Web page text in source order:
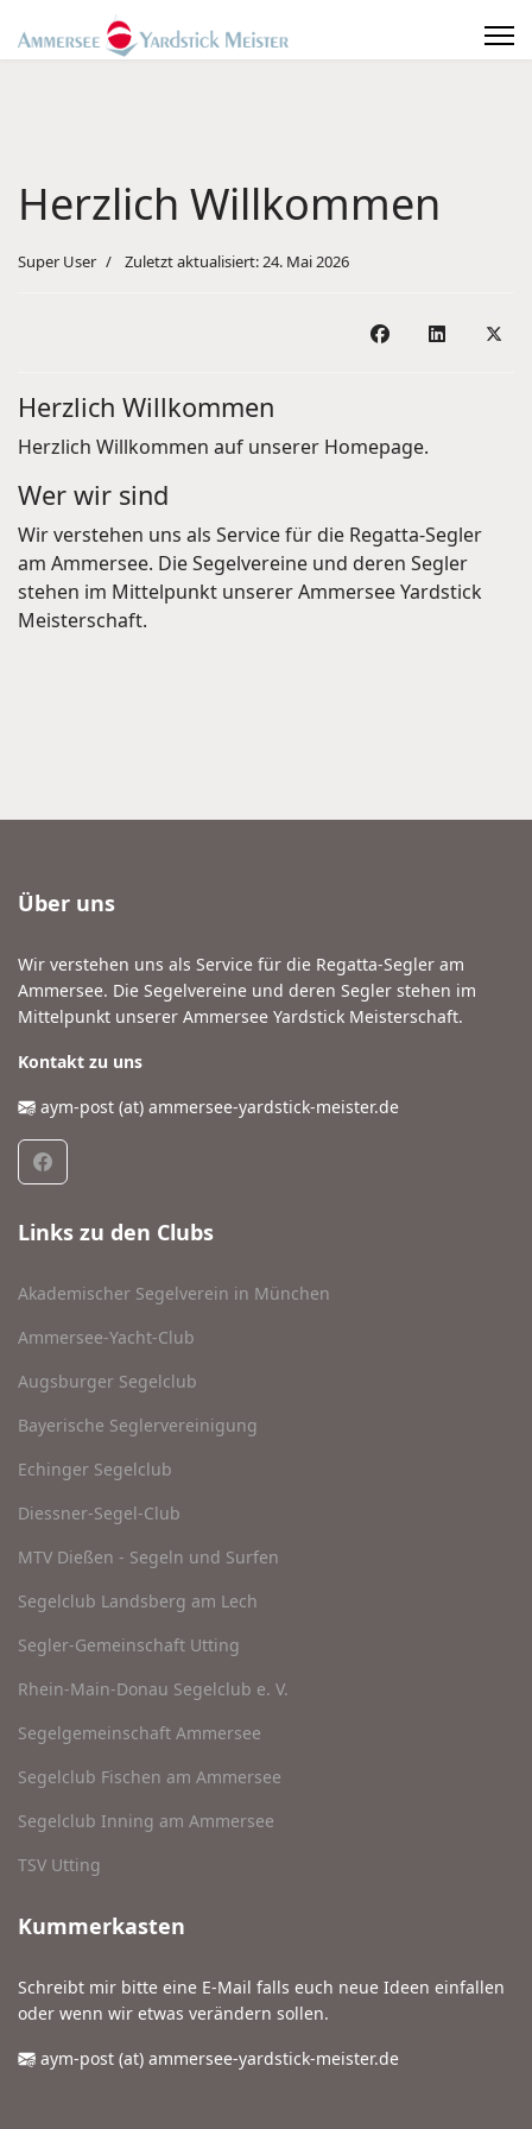
Herzlich Willkommen
Super User Zuletzt aktualisiert: 24. Mai 2026
Herzlich Willkommen
Herzlich Willkommen auf unserer Homepage.
Wer wir sind
Wir verstehen uns als Service für die Regatta-Segler
am Ammersee. Die Segelvereine und deren Segler
stehen im Mittelpunkt unserer Ammersee Yardstick
Meisterschaft.
Über uns
Wir verstehen uns als Service für die Regatta-Segler am
Ammersee. Die Segelvereine und deren Segler stehen im
Mittelpunkt unserer Ammersee Yardstick Meisterschaft.
Kontakt zu uns
aym-post (at) ammersee-yardstick-meister.de
Links zu den Clubs
Akademischer Segelverein in München
Ammersee-Yacht-Club
Augsburger Segelclub
Bayerische Seglervereinigung
Echinger Segelclub
Diessner-Segel-Club
MTV Dießen - Segeln und Surfen
Segelclub Landsberg am Lech
Segler-Gemeinschaft Utting
Rhein-Main-Donau Segelclub e. V.
Segelgemeinschaft Ammersee
Segelclub Fischen am Ammersee
Segelclub Inning am Ammersee
TSV Utting
Kummerkasten
Schreibt mir bitte eine E-Mail falls euch neue Ideen einfallen
oder wenn wir etwas verändern sollen.
aym-post (at) ammersee-yardstick-meister.de